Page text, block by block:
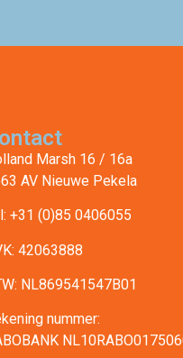
Marsh 16 / 16a
AV Nieuwe Pekela
+31 (0)85 0406055
42063888
NL869541547B01
nummer: